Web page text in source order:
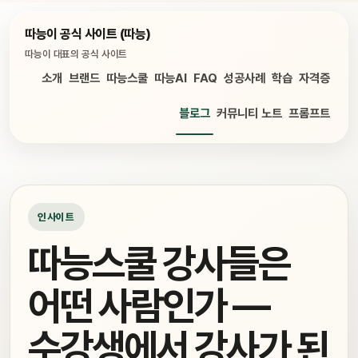
따능이 공식 사이트 (따능)
따능이 대표의 공식 사이트
소개 브랜드 따능스쿨 따능AI FAQ 성공사례 학습 자격증
블로그 커뮤니티 노트 프롬프트
인사이트
따능스쿨 강사들은
어떤 사람인가 —
수강생에서 강사가 된